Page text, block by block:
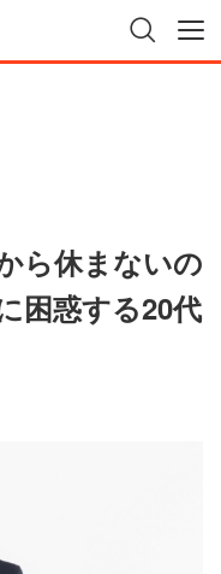
ら休まないの
困惑する20代